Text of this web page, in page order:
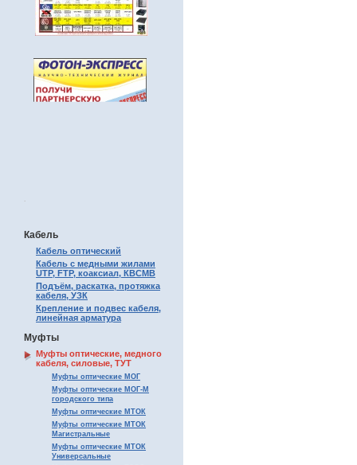
.
Кабель
Кабель оптический
Кабель с медными жилами
UTP, FTP, коаксиал, КВСМВ
Подъём, раскатка, протяжка
кабеля, УЗК
Крепление и подвес кабеля,
линейная арматура
Муфты
Муфты оптические, медного
кабеля, силовые, ТУТ
Муфты оптические МОГ
Муфты оптические МОГ-М
городского типа
Муфты оптические МТОК
Муфты оптические МТОК
Магистральные
Муфты оптические МТОК
Универсальные